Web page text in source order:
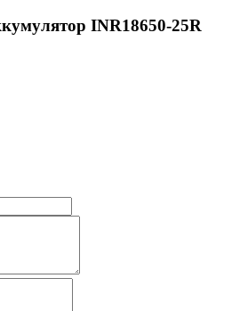
INR18650-25R